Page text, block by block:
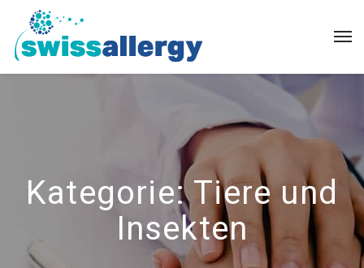
Kategorie:Tiere und
Insekten